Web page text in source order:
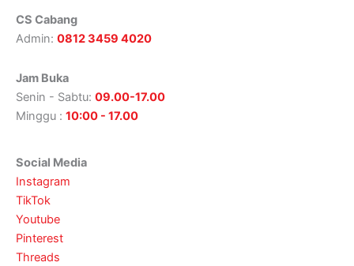
CS Cabang
Admin: 0812 3459 4020
Jam Buka
Senin - Sabtu: 09.00-17.00
Minggu : 10:00 - 17.00
Social Media
Instagram
TikTok
Youtube
Pinterest
Threads